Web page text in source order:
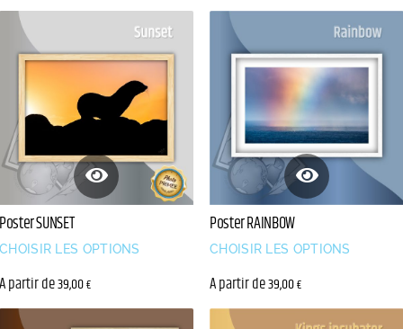
Poster SUNSET
A partir de39,00€
CHOISIR LES OPTIONS
Poster RAINBOW
A partir de39,00€
CHOISIR LES OPTIONS